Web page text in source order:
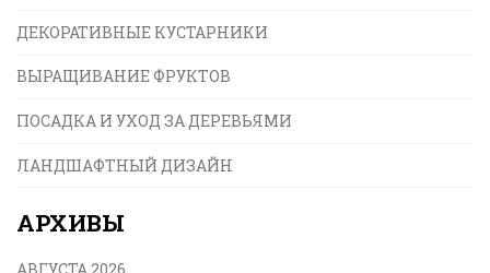
ДЕКОРАТИВНЫЕ КУСТАРНИКИ
ВЫРАЩИВАНИЕ ФРУКТОВ
ПОСАДКА И УХОД ЗА ДЕРЕВЬЯМИ
ЛАНДШАФТНЫЙ ДИЗАЙН
АРХИВЫ